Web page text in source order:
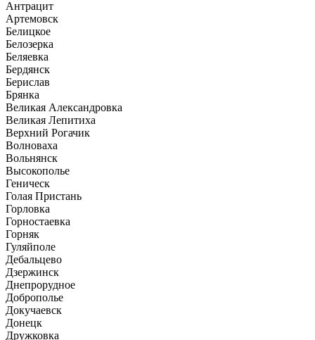
Антрацит
Артемовск
Белицкое
Белозерка
Беляевка
Бердянск
Берислав
Брянка
Великая Александровка
Великая Лепитиха
Верхний Рогачик
Волноваха
Вольнянск
Высокополье
Геническ
Голая Пристань
Горловка
Горностаевка
Горняк
Гуляйполе
Дебальцево
Дзержинск
Днепрорудное
Доброполье
Докучаевск
Донецк
Дружковка